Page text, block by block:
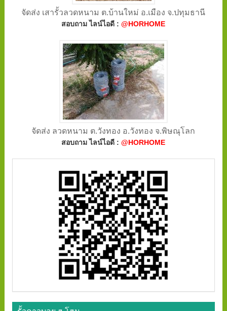
จัดส่ง เสารั้วลวดหนาม ต.บ้านใหม่ อ.เมือง จ.ปทุมธานี
สอบถาม ไลน์ไอดี :@HORHOME
จัดส่ง ลวดหนาม ต.วังทอง อ.วังทอง จ.พิษณุโลก
สอบถาม ไลน์ไอดี :@HORHOME